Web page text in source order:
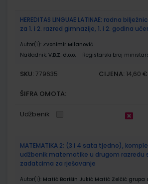
HEREDITAS LINGUAE LATINAE; radna
za 1. i 2. razred gimnazije, 1. i 2. godina
Autor(i): Zvonimir Milanović
Nakladnik: V.B.Z. d.o.o. Registarski broj
SKU: 779635 CIJENA: 14,60 €
ŠIFRA OMOTA:
Udžbenik
MATEMATIKA 2; (3 i 4 sata tjedno),
udžbenik matematike u drugom razredu
zadatcima za rješavanje
Autor(i): Matić Barišin Jukić Matić Zelčić grupa